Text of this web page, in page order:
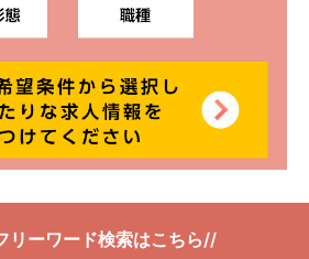
リーワード検索はこちら//